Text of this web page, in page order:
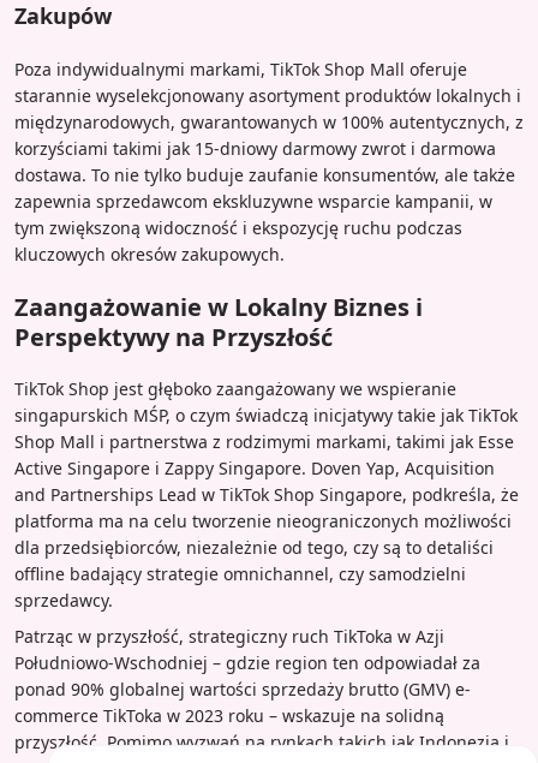
Zakupów
Poza indywidualnymi markami, TikTok Shop Mall oferuje
starannie wyselekcjonowany asortyment produktów lokalnych i
międzynarodowych, gwarantowanych w 100% autentycznych, z
korzyściami takimi jak 15-dniowy darmowy zwrot i darmowa
dostawa. To nie tylko buduje zaufanie konsumentów, ale także
zapewnia sprzedawcom ekskluzywne wsparcie kampanii, w
tym zwiększoną widoczność i ekspozycję ruchu podczas
kluczowych okresów zakupowych.
Zaangażowanie w Lokalny Biznes i
Perspektywy na Przyszłość
TikTok Shop jest głęboko zaangażowany we wspieranie
singapurskich MŚP, o czym świadczą inicjatywy takie jak TikTok
Shop Mall i partnerstwa z rodzimymi markami, takimi jak Esse
Active Singapore i Zappy Singapore. Doven Yap, Acquisition
and Partnerships Lead w TikTok Shop Singapore, podkreśla, że
platforma ma na celu tworzenie nieograniczonych możliwości
dla przedsiębiorców, niezależnie od tego, czy są to detaliści
offline badający strategie omnichannel, czy samodzielni
sprzedawcy.
Patrząc w przyszłość, strategiczny ruch TikToka w Azji
Południowo-Wschodniej – gdzie region ten odpowiadał za
ponad 90% globalnej wartości sprzedaży brutto (GMV) e-
commerce TikToka w 2023 roku – wskazuje na solidną
przyszłość. Pomimo wyzwań na rynkach takich jak Indonezja i